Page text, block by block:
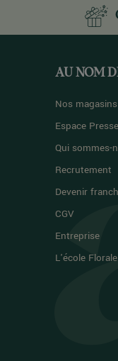
AU NOM
Nos magasins
Espace Presse
Qui sommes-
Recrutement
Devenir
CGV
Entreprise
L'école Florale